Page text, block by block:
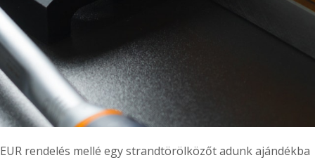
rendelés mellé egy strandtörölközőt adunk ajándékba